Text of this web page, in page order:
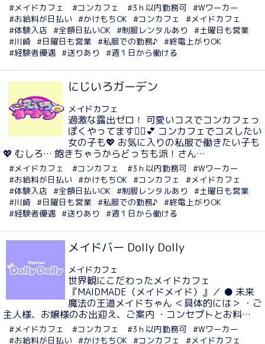
#メイドカフェ #コンカフェ #3ｈ以内勤務可 #Wワーカー
#お給料が日払い #かけもちOK #コンカフェ
#メイドカフェ
#体験入店 #全額日払いOK #制服レンタルあり
#土曜日も営業
#川崎 #日曜日も営業 #私服での勤務♪ #終電上がりOK
#経験者優遇 #送りあり #週１日から働ける
にじいろガーデン
メイドカフェ
過激な露出ゼロ！ 可愛いコスでコンカフェっ
ぽくやってます🙆‍♀️💕 コンカフェでコスしたい
女の子も💖 お気に入りの私服で働きたい子も
💖 むしろ… 飽きちゃうからどっちも派！さん…
#メイドカフェ #コンカフェ #3ｈ以内勤務可 #Wワーカー
#お給料が日払い #かけもちOK #コンカフェ
#メイドカフェ
#体験入店 #全額日払いOK #制服レンタルあり
#土曜日も営業
#川崎 #日曜日も営業 #私服での勤務♪ #終電上がりOK
#経験者優遇 #送りあり #週１日から働ける
メイドバー Dolly Dolly
メイドカフェ
世界観にこだわったメイドカフェ
『MAIDMADE（メイドメイド）』／ ● 未来
魔法の王道メイドちゃん ＜具体的には＞ ・ご
主人様、お嬢様のお出迎え、ご案内 ・コンセプトとお料…
#メイドカフェ #コンカフェ #3ｈ以内勤務可 #Wワーカー
#お給料が日払い #かけもちOK #コンカフェ #メイドカフェ